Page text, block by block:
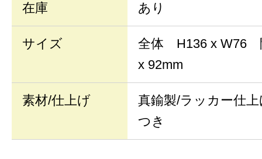
在庫 あり
サイズ
全体 H136 x W76
x 92mm
素材/仕上げ
真鍮製/ラッカー仕
つき